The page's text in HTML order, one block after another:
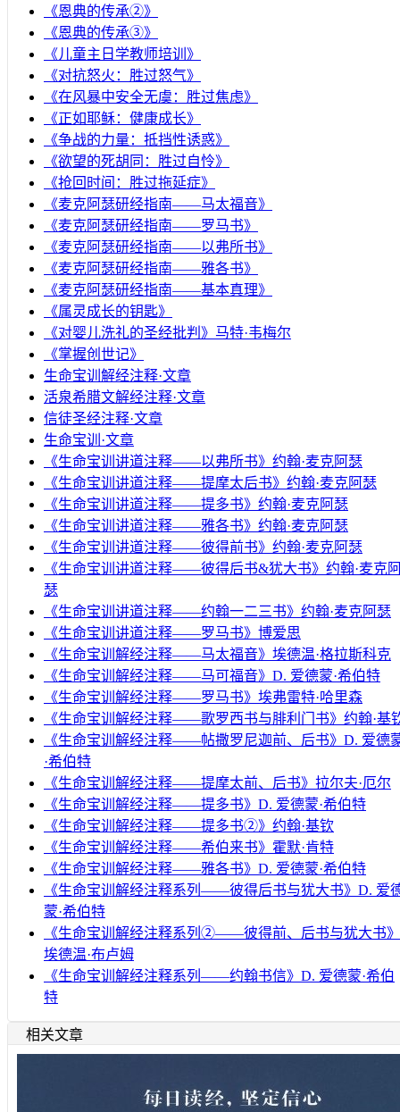
《恩典的传承②》
《恩典的传承③》
《儿童主日学教师培训》
《对抗怒火：胜过怒气》
《在风暴中安全无虞：胜过焦虑》
《正如耶稣：健康成长》
《争战的力量：抵挡性诱惑》
《欲望的死胡同：胜过自怜》
《抢回时间：胜过拖延症》
《麦克阿瑟研经指南——马太福音》
《麦克阿瑟研经指南——罗马书》
《麦克阿瑟研经指南——以弗所书》
《麦克阿瑟研经指南——雅各书》
《麦克阿瑟研经指南——基本真理》
《属灵成长的钥匙》
《对婴儿洗礼的圣经批判》马特·韦梅尔
《掌握创世记》
生命宝训解经注释·文章
活泉希腊文解经注释·文章
信徒圣经注释·文章
生命宝训·文章
《生命宝训讲道注释——以弗所书》约翰·麦克阿瑟
《生命宝训讲道注释——提摩太后书》约翰·麦克阿瑟
《生命宝训讲道注释——提多书》约翰·麦克阿瑟
《生命宝训讲道注释——雅各书》约翰·麦克阿瑟
《生命宝训讲道注释——彼得前书》约翰·麦克阿瑟
《生命宝训讲道注释——彼得后书&犹大书》约翰·麦克
瑟
《生命宝训讲道注释——约翰一二三书》约翰·麦克阿瑟
《生命宝训讲道注释——罗马书》博爱思
《生命宝训解经注释——马太福音》埃德温·格拉斯科克
《生命宝训解经注释——马可福音》D. 爱德蒙·希伯特
《生命宝训解经注释——罗马书》埃弗雷特·哈里森
《生命宝训解经注释——歌罗西书与腓利门书》约翰·基
《生命宝训解经注释——帖撒罗尼迦前、后书》D. 爱德
·希伯特
《生命宝训解经注释——提摩太前、后书》拉尔夫·厄尔
《生命宝训解经注释——提多书》D. 爱德蒙·希伯特
《生命宝训解经注释——提多书②》约翰·基钦
《生命宝训解经注释——希伯来书》霍默·肯特
《生命宝训解经注释——雅各书》D. 爱德蒙·希伯特
《生命宝训解经注释系列——彼得后书与犹大书》D. 爱
蒙·希伯特
《生命宝训解经注释系列②——彼得前、后书与犹大书》
埃德温·布卢姆
《生命宝训解经注释系列——约翰书信》D. 爱德蒙·希伯
特
相关文章